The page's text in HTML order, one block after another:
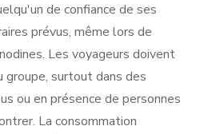
de confiance de ses
prévus, même lors de
Les voyageurs doivent
groupe, surtout dans des
ou en présence de personnes
La consommation